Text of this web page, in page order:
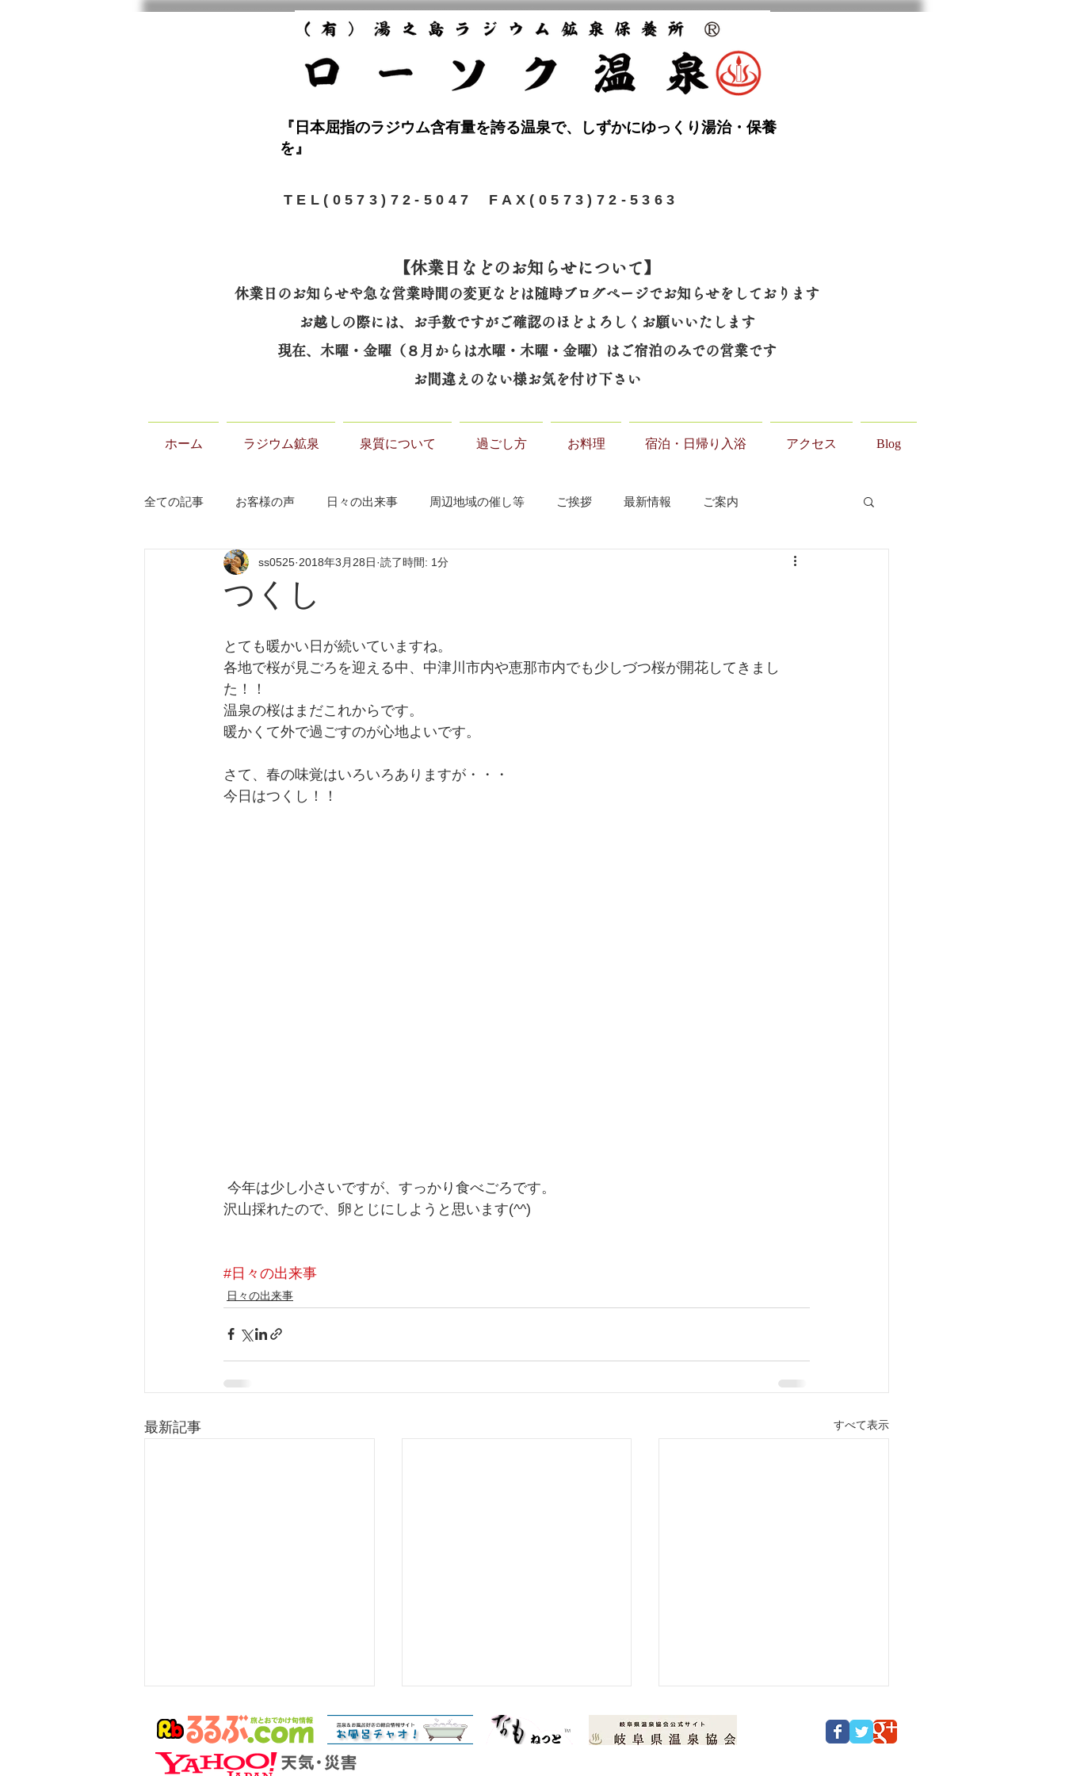
『日本屈指のラジウム含有量を誇る温泉で、しずかにゆっくり湯治・保養
を』
​TEL(0573)72-5047 FAX(0573)72-5363
【休業日などのお知らせについて】​
休業日のお知らせや急な営業時間の変更などは随時ブログページでお知らせをしております
お越しの際には、
お手数ですがご確認のほどよろしくお願いいたします
​現在、木曜・金曜（８月からは水曜・木曜・金曜）はご宿泊のみでの営業です
お間違えのない様お気を付け下さい
ホーム ラジウム鉱泉 泉質について 過ごし方 お料理 宿泊・日帰り入浴 アクセス Blog
全ての記事 お客様の声 日々の出来事 周辺地域の催し等 ご挨拶 最新情報 ご案内
当温泉について お知らせ
つくし
ss0525 2018年3月28日 読了時間: 1分
とても暖かい日が続いていますね。
各地で桜が見ごろを迎える中、中津川市内や恵那市内でも少しづつ桜が開花してきまし
た！！
温泉の桜はまだこれからです。
暖かくて外で過ごすのが心地よいです。
さて、春の味覚はいろいろありますが・・・
今日はつくし！！
今年は少し小さいですが、すっかり食べごろです。
沢山採れたので、卵とじにしようと思います(^^)
#日々の出来事
日々の出来事
最新記事 すべて表示
クロバネキノコバエの大量発
生につきまして
いつも当温泉をご利用くださりま